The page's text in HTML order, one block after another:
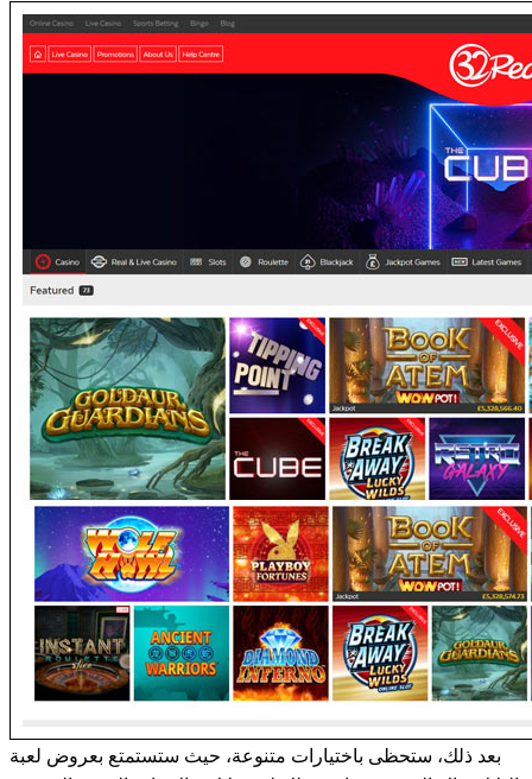
بعد ذلك، ستحظى باختيارات متنوعة، حيث ستستمتع بعروض لعبة